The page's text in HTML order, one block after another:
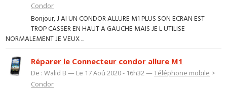
Condor
Bonjour, J AI UN CONDOR ALLURE M1 PLUS SON ECRAN EST
TROP CASSER EN HAUT A GAUCHE MAIS JE L UTILISE
NORMALEMENT JE VEUX ...
Réparer le Connecteur condor allure M1
De : Walid B — Le 17 Aoû 2020 - 16h32 —Téléphone mobile >
Condor